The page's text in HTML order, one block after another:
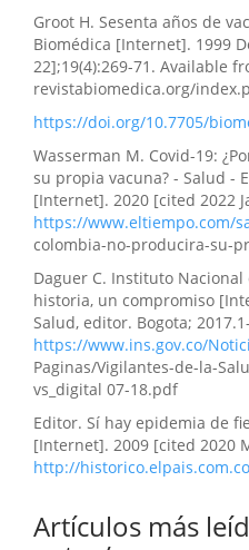
Groot H. Sesenta años de
Biomédica [Internet]. 1999
22];19(4):269-71. Available
revistabiomedica.org/
https://doi.org/10.7705/
Wasserman M. Covid-19:
su propia vacuna? - Salud -
[Internet]. 2020 [cited 2022
https://www.eltiempo.com/
colombia-no-producira-su-
Daguer C. Instituto Nacional
historia, un compromiso
Salud, editor. Bogota;
https://www.ins.gov.co/
Paginas/Vigilantes-de-la-
vs_digital 07-18.pdf
Editor. Sí hay epidemia de
[Internet]. 2009 [cited 2020
http://
Artículos más